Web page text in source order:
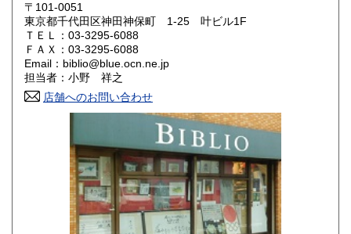
岡山県 660円 広島県
山口県 660円
香川県
660円 福岡県
660円 長崎県
660円 大分県
660円 鹿児島県
〒101-0051
東京都千代田区神田神保町 1-25 叶ビル1F
ＴＥＬ：03-3295-6088
ＦＡＸ：03-3295-6088
Email：biblio@blue.ocn.ne.jp
担当者：小野 祥之
店舗へのお問い合わせ